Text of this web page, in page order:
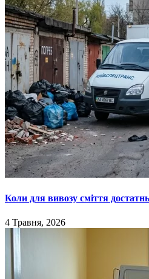
Коли для вивозу сміття
4 Травня, 2026